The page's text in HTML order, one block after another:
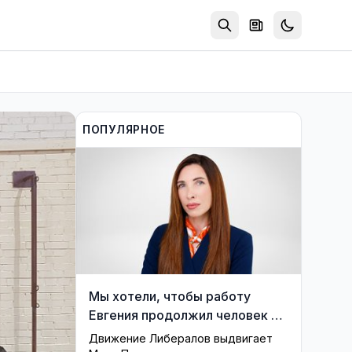
ПОПУЛЯРНОЕ
Мы хотели, чтобы работу
Евгения продолжил человек из
его близкого окружения —
Движение Либералов выдвигает